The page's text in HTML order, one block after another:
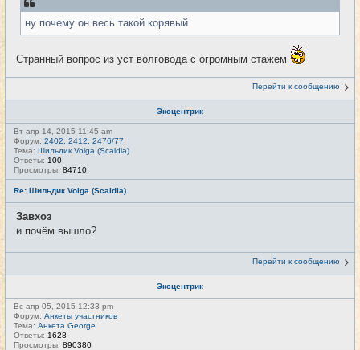
ну почему он весь такой корявый
Странный вопрос из уст волговода с огромным стажем
Перейти к сообщению
Эксцентрик
Вт апр 14, 2015 11:45 am
Форум: 2402, 2412, 2476/77
Тема: Шильдик Volga (Scaldia)
Ответы: 100
Просмотры: 84710
Re: Шильдик Volga (Scaldia)
Завхоз
и почём вышло?
Перейти к сообщению
Эксцентрик
Вс апр 05, 2015 12:33 pm
Форум: Анкеты участников
Тема: Анкета George
Ответы: 1628
Просмотры: 890380